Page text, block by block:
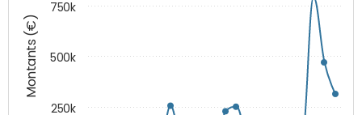
Montants (€)
250k
500k
750k